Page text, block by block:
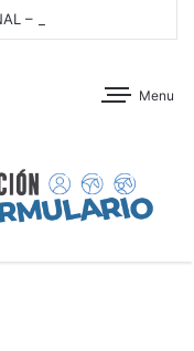
Menu